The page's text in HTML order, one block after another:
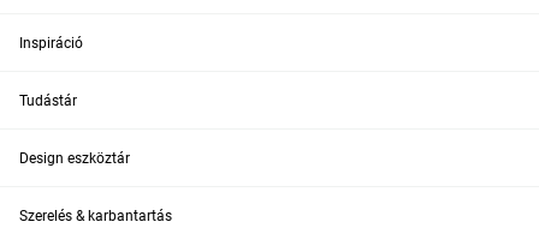
Inspiráció
Tudástár
Design eszköztár
Szerelés & karbantartás